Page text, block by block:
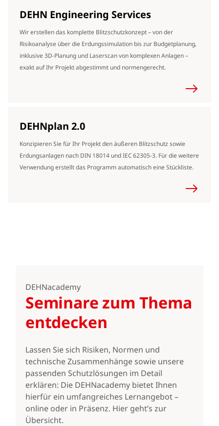
DEHN Engineering Services
Wir erstellen das komplette Blitzschutzkonzept – von der
Risikoanalyse über die Erdungssimulation bis zur Budgetplanung,
inklusive 3D-Planung und Laserscan von komplexen Anlagen –
exakt auf Ihr Projekt abgestimmt und normengerecht.
DEHNplan 2.0
Konzipieren Sie für Ihr Projekt den äußeren Blitzschutz sowie
Erdungsanlagen nach DIN 18014 und IEC 62305-3. Für die weitere
Verwendung erstellt das Programm automatisch eine Stückliste.
DEHNacademy
Seminare zum Thema
entdecken
Lassen Sie sich Risiken, Normen und
technische Zusammenhänge sowie unsere
passenden Schutzlösungen im Detail
erklären: Die DEHNacademy bietet Ihnen
hierfür ein umfangreiches Lernangebot –
online oder in Präsenz. Hier geht’s zur
Übersicht.